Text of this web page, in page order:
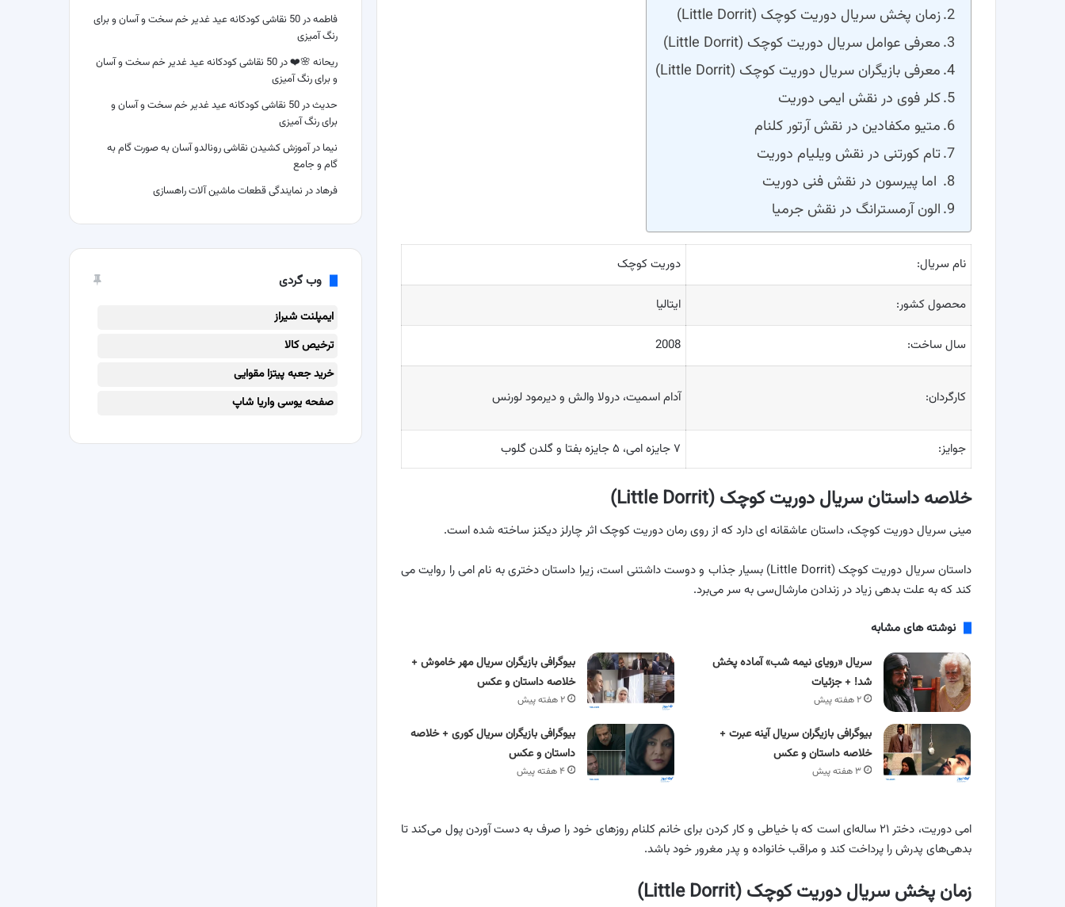
زمان پخش سریال دوریت کوچک (Little Dorrit)
معرفی عوامل سریال دوریت کوچک (Little Dorrit)
معرفی بازیگران سریال دوریت کوچک (Little Dorrit)
کلر فوی در نقش ایمی دوریت
متیو مکفادین در نقش آرتور کلنام
تام کورتنی در نقش ویلیام دوریت
اما پیرسون در نقش فنی دوریت
الون آرمسترانگ در نقش جرمیا
نام سریال: دوریت کوچک
محصول کشور: ایتالیا
سال ساخت: 2008
کارگردان: آدام اسمیت، درولا والش و دیرمود لورنس
جوایز: ۷ جایزه امی، ۵ جایزه بفتا و گلدن گلوب
خلاصه داستان سریال دوریت کوچک (Little Dorrit)
مینی سریال دوریت کوچک، داستان عاشقانه ای دارد که از روی رمان دوریت کوچک اثر چارلز دیکنز ساخته شده است.
داستان سریال دوریت کوچک (Little Dorrit) بسیار جذاب و دوست داشتنی است، زیرا داستان دختری به نام امی را روایت می
کند که به علت بدهی زیاد در زندادن مارشال‌سی به سر می‌برد.
نوشته های مشابه
سریال «رویای نیمه شب» آماده پخش
شد! + جزئیات
۲ هفته پیش
بیوگرافی بازیگران سریال مهر خاموش +
خلاصه داستان و عکس
۲ هفته پیش
بیوگرافی بازیگران سریال آینه عبرت +
خلاصه داستان و عکس
۳ هفته پیش
بیوگرافی بازیگران سریال کوری + خلاصه
داستان و عکس
۴ هفته پیش
امی دوریت، دختر ۲۱ ساله‌ای است که با خیاطی و کار کردن برای خانم کلنام روزهای خود را صرف به دست آوردن پول می‌کند تا
بدهی‌های پدرش را پرداخت کند و مراقب خانواده و پدر مغرور خود باشد.
زمان پخش سریال دوریت کوچک (Little Dorrit)
فاطمهدر
50 نقاشی کودکانه عید غدیر خم سخت و آسان و برای
رنگ آمیزی
ریحانه 🌸❤️در
50 نقاشی کودکانه عید غدیر خم سخت و آسان
و برای رنگ آمیزی
حدیثدر
50 نقاشی کودکانه عید غدیر خم سخت و آسان و
برای رنگ آمیزی
نیما درآموزش کشیدن نقاشی رونالدو آسان به صورت گام به
گام و جامع
فرهاددر نمایندگی قطعات ماشین آلات راهسازی
وب گردی
ایمپلنت شیراز
ترخیص کالا
خرید جعبه پیتزا مقوایی
صفحه یوسی واریا شاپ